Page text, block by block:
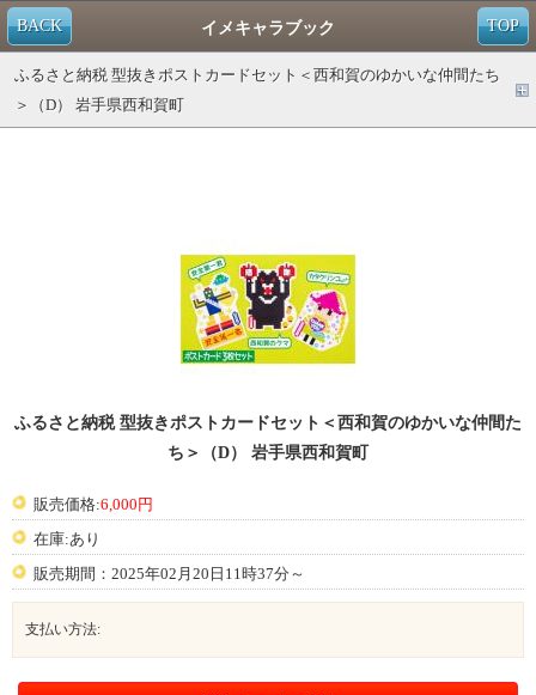
TOP
BACK イメキャラブック
ふるさと納税 型抜きポストカードセット＜西和賀のゆかいな仲間たち
＞（D） 岩手県西和賀町
ふるさと納税 型抜きポストカードセット＜西和賀のゆかいな仲間た
ち＞（D） 岩手県西和賀町
販売価格:6,000円
在庫:あり
販売期間：2025年02月20日11時37分～
支払い方法: